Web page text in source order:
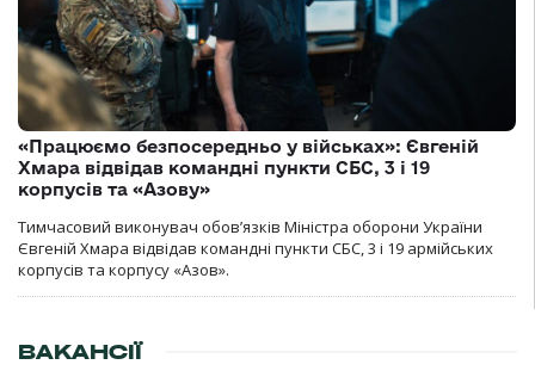
«Працюємо безпосередньо у військах»: Євгеній
Хмара відвідав командні пункти СБС, 3 і 19
корпусів та «Азову»
Тимчасовий виконувач обов’язків Міністра оборони України
Євгеній Хмара відвідав командні пункти СБС, 3 і 19 армійських
корпусів та корпусу «Азов».
ВАКАНСІЇ